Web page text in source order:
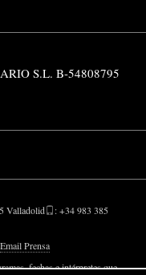
S.L. B-54808795
Valladolid
: +34 983 385
Email Prensa
fechas e intérpretes que